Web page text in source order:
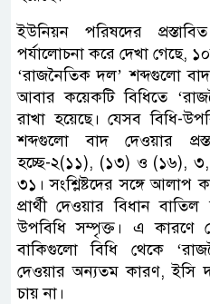
ইউনিয়ন পরিষদের
পর্যালোচনা করে দেখা গেছে,
‘রাজনৈতিক দল’ শব্দগুলো বাদ
আবার কয়েকটি বিধিতে
রাখা হয়েছে। যেসব বিধি-
শব্দগুলো বাদ দেওয়ার
হচ্ছে-২(১১), (১৩) ও (১৬),
৩১। সংশ্লিষ্টদের সঙ্গে আলাপ
প্রার্থী দেওয়ার বিধান
উপবিধি সম্পৃক্ত। এ কারণে
বাকিগুলো বিধি থেকে
দেওয়ার অন্যতম কারণ, ইসি
চায় না।